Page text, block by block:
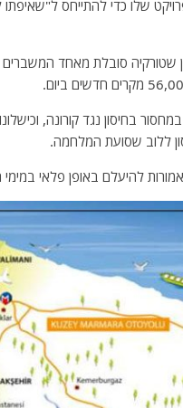
שלו כדי להתייחס
שטורקיה סובלת מאחד
בחיסון נגד קורונה,
להיעלם באופן פלאי